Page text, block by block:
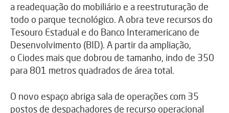
a readequação do mobiliário e a reestruturação de
todo o parque tecnológico. A obra teve recursos do
Tesouro Estadual e do Banco Interamericano de
Desenvolvimento (BID). A partir da ampliação,
o Ciodes mais que dobrou de tamanho, indo de 350
para 801 metros quadrados de área total.
O novo espaço abriga sala de operações com 35
postos de despachadores de recurso operacional